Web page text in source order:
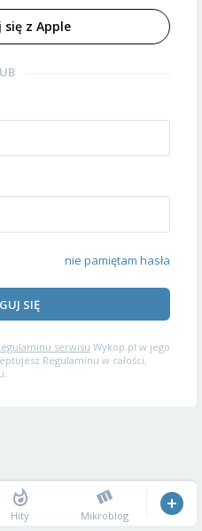
się z Apple
nie pamiętam hasła
SIĘ
serwisu Wykop.pl w jego
Regulaminu w całości,
Hity Mikroblog